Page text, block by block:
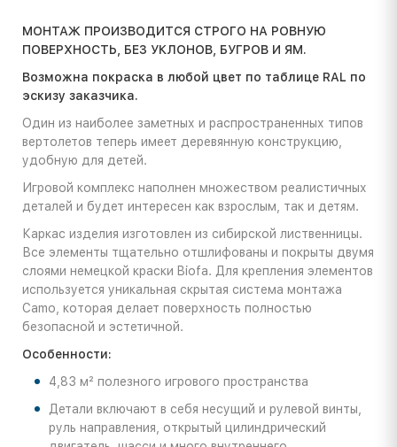
МОНТАЖ ПРОИЗВОДИТСЯ СТРОГО НА РОВНУЮ
ПОВЕРХНОСТЬ, БЕЗ УКЛОНОВ, БУГРОВ И ЯМ.
Возможна покраска в любой цвет по таблице RAL по
эскизу заказчика.
Один из наиболее заметных и распространенных типов
вертолетов теперь имеет деревянную конструкцию,
удобную для детей.
Игровой комплекс наполнен множеством реалистичных
деталей и будет интересен как взрослым, так и детям.
Каркас изделия изготовлен из сибирской лиственницы.
Все элементы тщательно отшлифованы и покрыты двумя
слоями немецкой краски Biofa. Для крепления элементов
используется уникальная скрытая система монтажа
Camo, которая делает поверхность полностью
безопасной и эстетичной.
Особенности:
4,83 м² полезного игрового пространства
Детали включают в себя несущий и рулевой винты,
руль направления, открытый цилиндрический